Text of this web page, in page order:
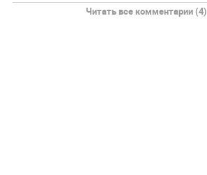
Читать все комментарии (4)